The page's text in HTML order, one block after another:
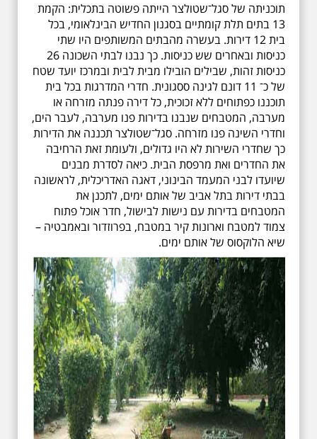
תוכניתה של סגל־שטולצר הייתה פשוטה בתכלית: הקמת
13 בתים תלת קומתיים בסגנון החדיש הבינלאומי, בכל
בית 12 דירות. בעשרה מהבתים המשותפים היו שתי
כניסות ובאחרים שש כניסות. כך נבנו לבתי השכונה 26
כניסות זהות, שבילים הובילו מבית לבית ובמרכז יועד שטח
של כ־ 11 דונם לגינה ססגונית. חדרי המדרגות בכל בית
תוכננו כפתוחים ללא זכוכית, כל דירה פנתה מזרחה או
מערבה, המטבחים שנבנו בדירות פנו מערבה, לעבר הים,
וחדרי השינה פנו מזרחה. סגל־שטולצר תכננה את הדירות
כך שחדרי השירות לא היו גדולים, ולעומת זאת הרחיבה
את החדרים ואת מרפסת הבית. כיאה לסדרת מבנים
שיועדו לבני המעמד הבינוני, דאגה האדריכלית, לראשונה
בבתי דירות בתל אביב של אותם ימים, לתכנן את
המטבחים בדירות עם נישות לבישול, חדר אוכל פתוח
צמוד למטבח וארונות קיר במטבח, בפרוזדור ובאמבטיה –
שיא הלוקסוס של אותם ימים.